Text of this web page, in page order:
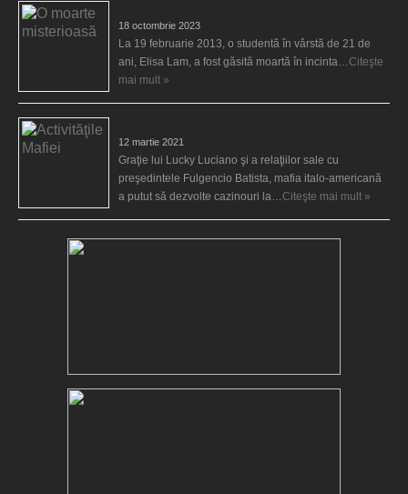
18 octombrie 2023
La 19 februarie 2013, o studentă în vârstă de 21 de
ani, Elisa Lam, a fost găsită moartă în incinta… Citeşte
mai mult »
12 martie 2021
Graţie lui Lucky Luciano şi a relaţiilor sale cu
preşedintele Fulgencio Batista, mafia italo-americană
a putut să dezvolte cazinouri la… Citeşte mai mult »